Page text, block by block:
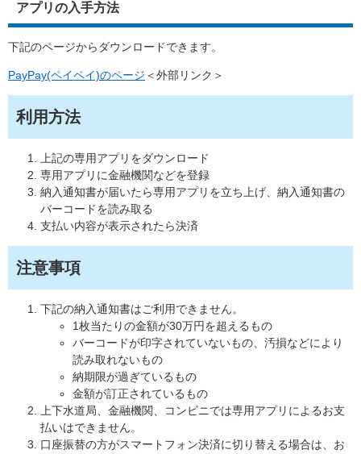
アプリの入手方法
下記のページからダウンロードできます。
PayPay(ペイペイ)のページ ＜外部リンク＞
利用方法
上記の専用アプリをダウンロード
専用アプリに金融機関などを登録
納入通知書が届いたら専用アプリを立ち上げ、納入通知書の
バーコードを読み取る
支払い内容が表示されたら決済
注意事項
下記の納入通知書はご利用できません。
1枚当たりの金額が30万円を超えるもの
バーコードが印字されていないもの、汚損などにより
読み取れないもの
納期限が過ぎているもの
金額が訂正されているもの
上下水道局、金融機関、コンビニでは専用アプリによるお支
払いはできません。
口座振替の方がスマートフォン決済に切り替える場合は、お